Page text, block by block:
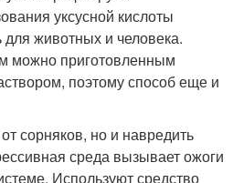
уксусной кислоты
для животных и человека.
можно приготовленным
поэтому способ еще и
сорняков, но и навредить
среда вызывает ожоги
Используют средство